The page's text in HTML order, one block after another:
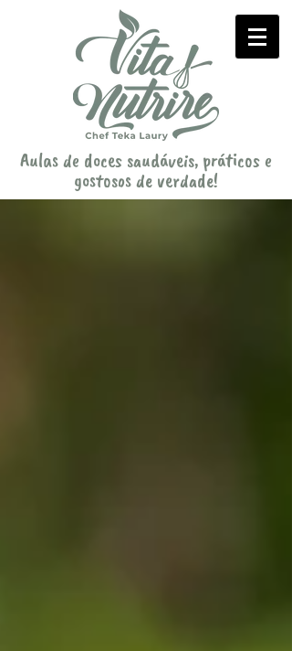
Aulas de doces saudáveis, práticos e
gostosos de verdade!